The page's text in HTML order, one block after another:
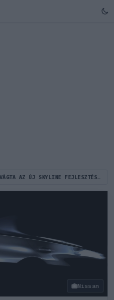
A NISSAN FELÉRE VÁGTA AZ ÚJ SKYLINE FEJLESZTÉSÉT, ÉS EZÉRT KÍNÁHOZ KELLETT NYÚLNIA
Nissan